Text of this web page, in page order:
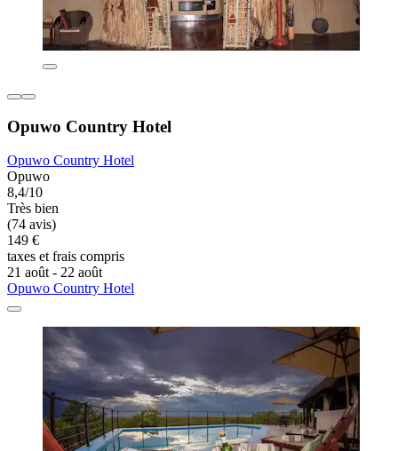
Opuwo Country Hotel
Opuwo Country Hotel
Opuwo
8,4/10
Très bien
(74 avis)
149 €
taxes et frais compris
21 août - 22 août
Opuwo Country Hotel